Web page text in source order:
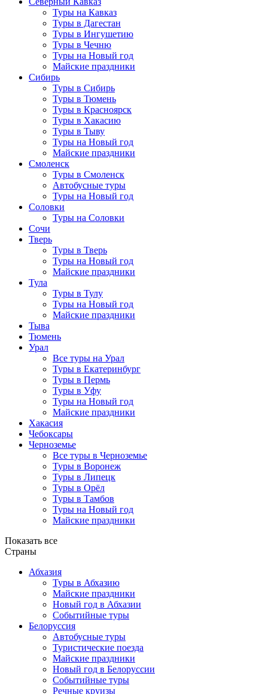
Туры на Кавказ
Туры в Дагестан
Туры в Ингушетию
Туры в Чечню
Туры на Новый год
Майские праздники
Сибирь
Туры в Сибирь
Туры в Тюмень
Туры в Красноярск
Туры в Хакасию
Туры в Тыву
Туры на Новый год
Майские праздники
Смоленск
Туры в Смоленск
Автобусные туры
Туры на Новый год
Соловки
Туры на Соловки
Сочи
Тверь
Туры в Тверь
Туры на Новый год
Майские праздники
Тула
Туры в Тулу
Туры на Новый год
Майские праздники
Тыва
Тюмень
Урал
Все туры на Урал
Туры в Екатеринбург
Туры в Пермь
Туры в Уфу
Туры на Новый год
Майские праздники
Хакасия
Чебоксары
Черноземье
Все туры в Черноземье
Туры в Воронеж
Туры в Липецк
Туры в Орёл
Туры в Тамбов
Туры на Новый год
Майские праздники
Показать все
Страны
Абхазия
Туры в Абхазию
Майские праздники
Новый год в Абхазии
Событийные туры
Белоруссия
Автобусные туры
Туристические поезда
Майские праздники
Новый год в Белоруссии
Событийные туры
Речные круизы